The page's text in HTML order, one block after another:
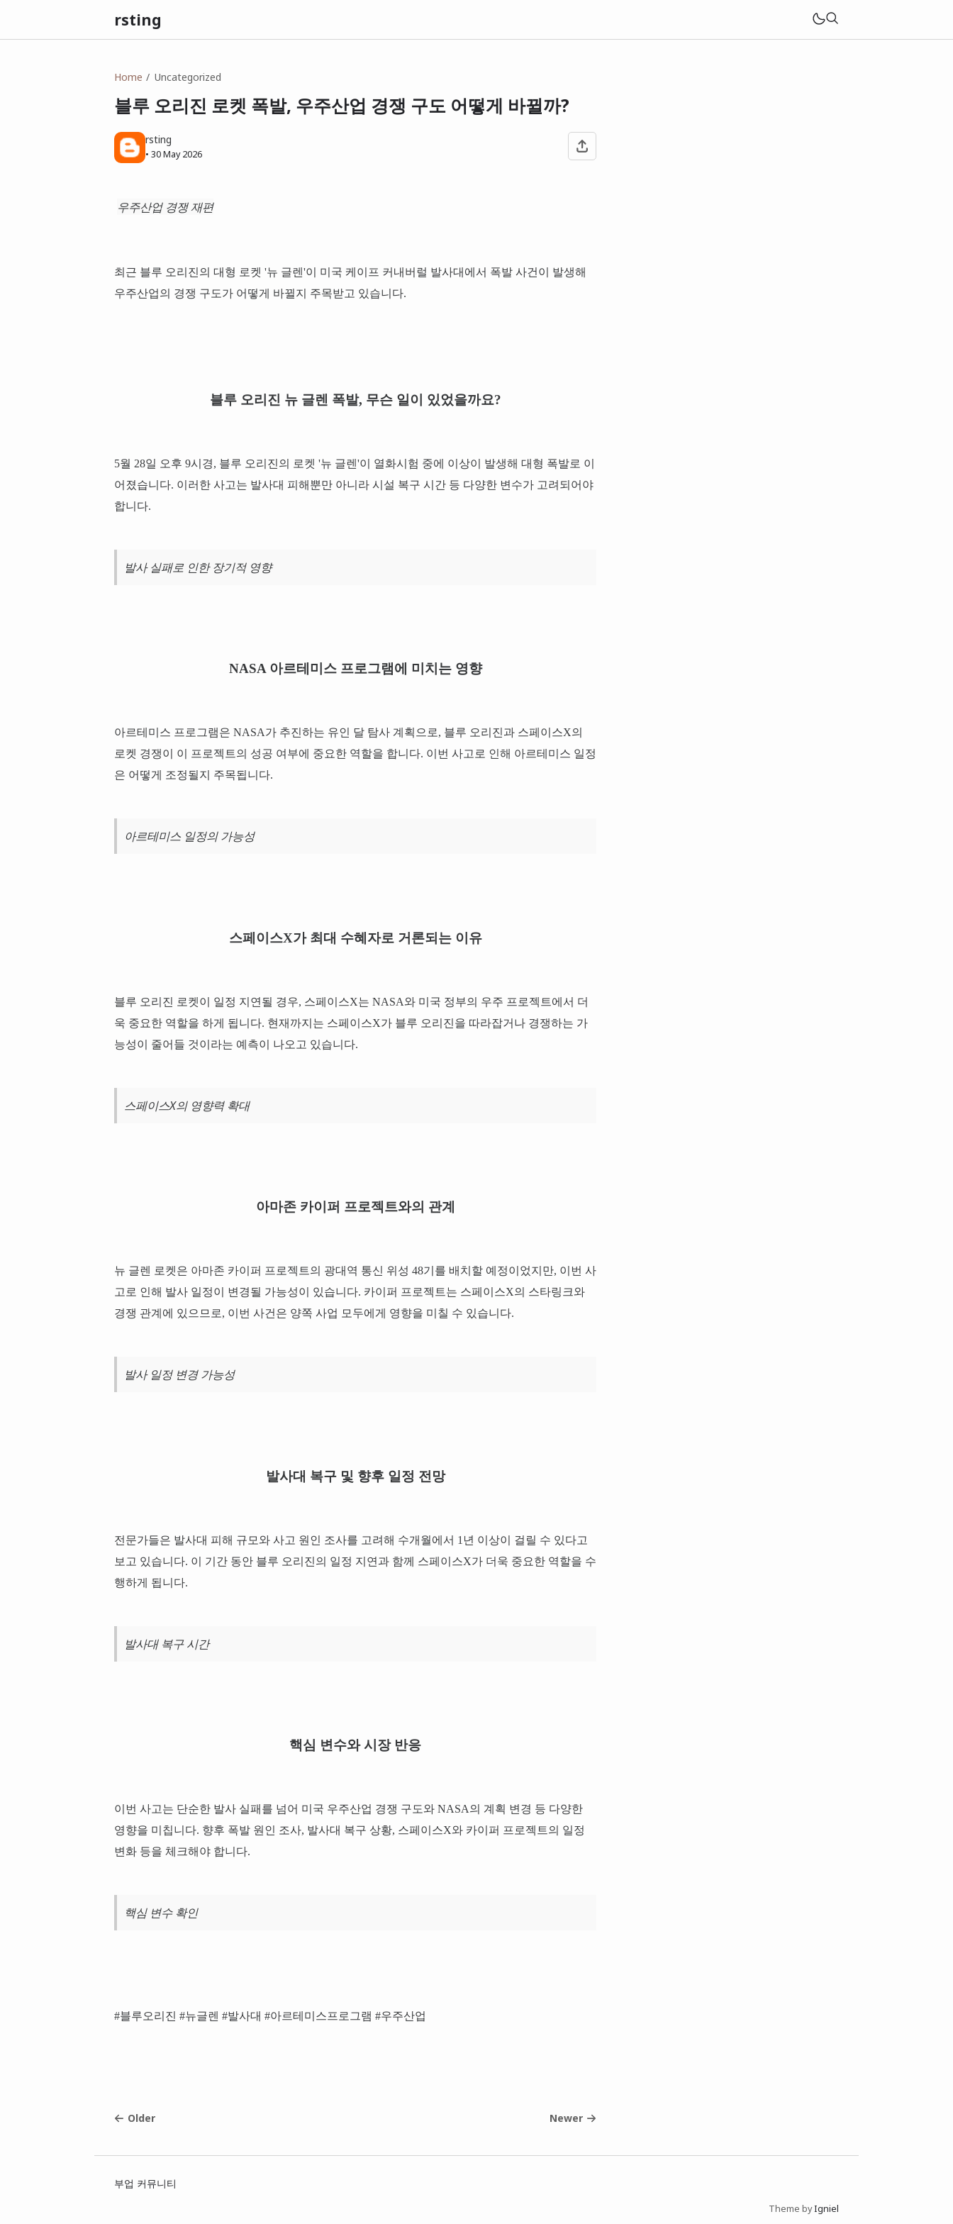
rsting
Home Uncategorized
블루 오리진 로켓 폭발, 우주산업 경쟁 구도 어떻게 바뀔까?
rsting
• 30 May 2026
우주산업 경쟁 재편
최근 블루 오리진의 대형 로켓 '뉴 글렌'이 미국 케이프 커내버럴 발사대에서 폭발 사건이 발생해
우주산업의 경쟁 구도가 어떻게 바뀔지 주목받고 있습니다.
블루 오리진 뉴 글렌 폭발, 무슨 일이 있었을까요?
5월 28일 오후 9시경, 블루 오리진의 로켓 '뉴 글렌'이 열화시험 중에 이상이 발생해 대형 폭발로 이
어졌습니다. 이러한 사고는 발사대 피해뿐만 아니라 시설 복구 시간 등 다양한 변수가 고려되어야
합니다.
발사 실패로 인한 장기적 영향
NASA 아르테미스 프로그램에 미치는 영향
아르테미스 프로그램은 NASA가 추진하는 유인 달 탐사 계획으로, 블루 오리진과 스페이스X의
로켓 경쟁이 이 프로젝트의 성공 여부에 중요한 역할을 합니다. 이번 사고로 인해 아르테미스 일정
은 어떻게 조정될지 주목됩니다.
아르테미스 일정의 가능성
스페이스X가 최대 수혜자로 거론되는 이유
블루 오리진 로켓이 일정 지연될 경우, 스페이스X는 NASA와 미국 정부의 우주 프로젝트에서 더
욱 중요한 역할을 하게 됩니다. 현재까지는 스페이스X가 블루 오리진을 따라잡거나 경쟁하는 가
능성이 줄어들 것이라는 예측이 나오고 있습니다.
스페이스X의 영향력 확대
아마존 카이퍼 프로젝트와의 관계
뉴 글렌 로켓은 아마존 카이퍼 프로젝트의 광대역 통신 위성 48기를 배치할 예정이었지만, 이번 사
고로 인해 발사 일정이 변경될 가능성이 있습니다. 카이퍼 프로젝트는 스페이스X의 스타링크와
경쟁 관계에 있으므로, 이번 사건은 양쪽 사업 모두에게 영향을 미칠 수 있습니다.
발사 일정 변경 가능성
발사대 복구 및 향후 일정 전망
전문가들은 발사대 피해 규모와 사고 원인 조사를 고려해 수개월에서 1년 이상이 걸릴 수 있다고
보고 있습니다. 이 기간 동안 블루 오리진의 일정 지연과 함께 스페이스X가 더욱 중요한 역할을 수
행하게 됩니다.
발사대 복구 시간
핵심 변수와 시장 반응
이번 사고는 단순한 발사 실패를 넘어 미국 우주산업 경쟁 구도와 NASA의 계획 변경 등 다양한
영향을 미칩니다. 향후 폭발 원인 조사, 발사대 복구 상황, 스페이스X와 카이퍼 프로젝트의 일정
변화 등을 체크해야 합니다.
핵심 변수 확인
#블루오리진 #뉴글렌 #발사대 #아르테미스프로그램 #우주산업
Older Newer
부업 커뮤니티
Theme byIgniel